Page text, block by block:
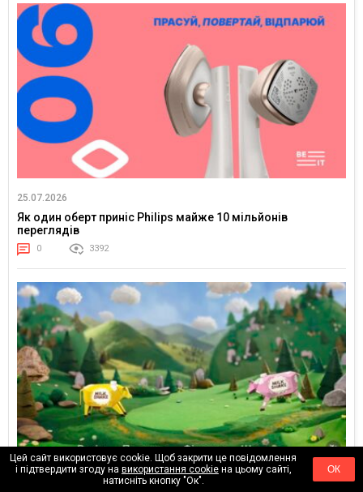
25.07.2026
Як один оберт приніс Philips майже 10 мільйонів
переглядів
0 3392
23.07.2026
Цей сайт використовує cookie. Щоб закрити це повідомлення
і підтвердити згоду на використання cookieна цьому сайті,
натисніть кнопку "Ок".
ОК